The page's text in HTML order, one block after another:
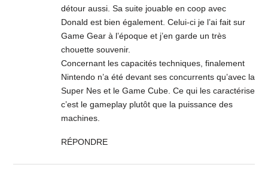
détour aussi. Sa suite jouable en coop avec
Donald est bien également. Celui-ci je l’ai fait sur
Game Gear à l’époque et j’en garde un très
chouette souvenir.
Concernant les capacités techniques, finalement
Nintendo n’a été devant ses concurrents qu’avec la
Super Nes et le Game Cube. Ce qui les caractérise
c’est le gameplay plutôt que la puissance des
machines.
RÉPONDRE